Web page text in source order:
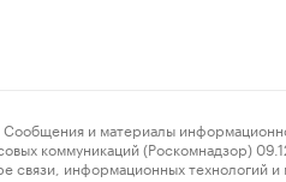
и материалы
коммуникаций (Роскомнадзор)
связи, информационных